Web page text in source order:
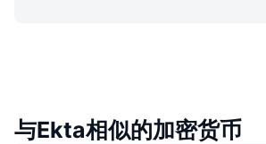
与Ekta相似的加密货币